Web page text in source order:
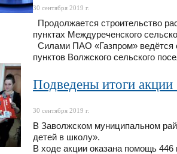
30 сентября 2019 г.
Продолжается строительство
пунктах Междуреченского
Силами ПАО «Газпром» ведётся
пунктов Волжского сельского
Подведены итоги
30 сентября 2019 г.
В Заволжском муниципальном
детей в школу».
В ходе акции оказана помощь